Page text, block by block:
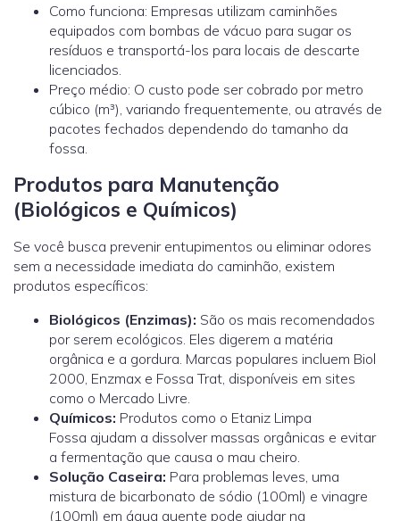
Como funciona: Empresas utilizam caminhões
equipados com bombas de vácuo para sugar os
resíduos e transportá-los para locais de descarte
licenciados.
Preço médio: O custo pode ser cobrado por metro
cúbico (m³), variando frequentemente, ou através de
pacotes fechados dependendo do tamanho da
fossa.
Produtos para Manutenção
(Biológicos e Químicos)
Se você busca prevenir entupimentos ou eliminar odores
sem a necessidade imediata do caminhão, existem
produtos específicos:
Biológicos (Enzimas): São os mais recomendados
por serem ecológicos. Eles digerem a matéria
orgânica e a gordura. Marcas populares incluem Biol
2000, Enzmax e Fossa Trat, disponíveis em sites
como o Mercado Livre.
Químicos: Produtos como o Etaniz Limpa
Fossa ajudam a dissolver massas orgânicas e evitar
a fermentação que causa o mau cheiro.
Solução Caseira: Para problemas leves, uma
mistura de bicarbonato de sódio (100ml) e vinagre
(100ml) em água quente pode ajudar na